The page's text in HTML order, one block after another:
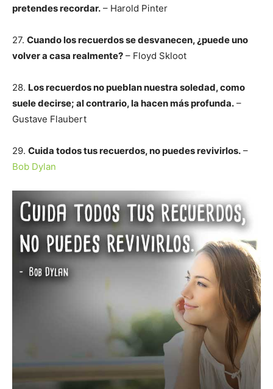
pretendes recordar. – Harold Pinter
27. Cuando los recuerdos se desvanecen, ¿puede uno
volver a casa realmente? – Floyd Skloot
28. Los recuerdos no pueblan nuestra soledad, como
suele decirse; al contrario, la hacen más profunda. –
Gustave Flaubert
29. Cuida todos tus recuerdos, no puedes revivirlos. –
Bob Dylan